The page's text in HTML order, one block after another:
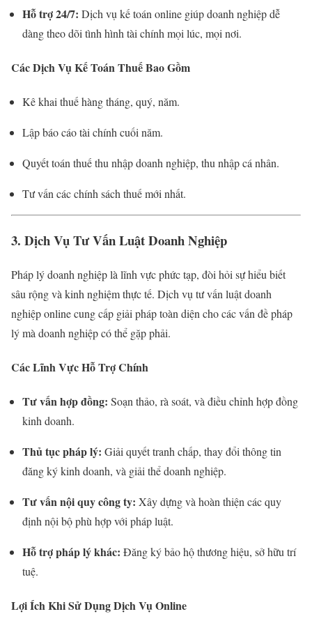
Hỗ trợ 24/7: Dịch vụ kế toán online giúp doanh nghiệp dễ
dàng theo dõi tình hình tài chính mọi lúc, mọi nơi.
Các Dịch Vụ Kế Toán Thuế Bao Gồm
Kê khai thuế hàng tháng, quý, năm.
Lập báo cáo tài chính cuối năm.
Quyết toán thuế thu nhập doanh nghiệp, thu nhập cá nhân.
Tư vấn các chính sách thuế mới nhất.
3. Dịch Vụ Tư Vấn Luật Doanh Nghiệp
Pháp lý doanh nghiệp là lĩnh vực phức tạp, đòi hỏi sự hiểu biết
sâu rộng và kinh nghiệm thực tế. Dịch vụ tư vấn luật doanh
nghiệp online cung cấp giải pháp toàn diện cho các vấn đề pháp
lý mà doanh nghiệp có thể gặp phải.
Các Lĩnh Vực Hỗ Trợ Chính
Tư vấn hợp đồng: Soạn thảo, rà soát, và điều chỉnh hợp đồng
kinh doanh.
Thủ tục pháp lý: Giải quyết tranh chấp, thay đổi thông tin
đăng ký kinh doanh, và giải thể doanh nghiệp.
Tư vấn nội quy công ty: Xây dựng và hoàn thiện các quy
định nội bộ phù hợp với pháp luật.
Hỗ trợ pháp lý khác: Đăng ký bảo hộ thương hiệu, sở hữu trí
tuệ.
Lợi Ích Khi Sử Dụng Dịch Vụ Online